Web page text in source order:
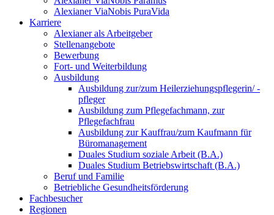
Alexianer ViaNobis PuraVida
Karriere
Alexianer als Arbeitgeber
Stellenangebote
Bewerbung
Fort- und Weiterbildung
Ausbildung
Ausbildung zur/zum Heilerziehungspflegerin/ -
pfleger
Ausbildung zum Pflegefachmann, zur
Pflegefachfrau
Ausbildung zur Kauffrau/zum Kaufmann für
Büromanagement
Duales Studium soziale Arbeit (B.A.)
Duales Studium Betriebswirtschaft (B.A.)
Beruf und Familie
Betriebliche Gesundheitsförderung
Fachbesucher
Regionen